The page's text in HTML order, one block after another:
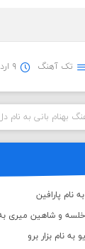
تک آهنگ ۹ اردیبهشت ۱۴۰۲
بهنام بانی به نام
نام پارافین
و شاهین میری به
به نام بزار برو